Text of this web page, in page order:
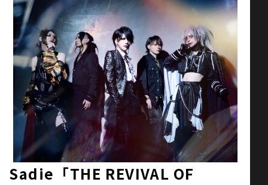
SNS
お問い合わせ
COMPANY
RECRUIT
STORE
Sadie「THE REVIVAL OF